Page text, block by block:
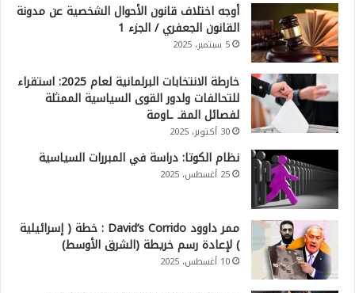
أوجه اختلاف قانون الأحوال الشخصية عن مدونة
القانون الجعفري / الجزء 1
5 سبتمبر، 2025
خارطة الانتخابات البرلمانية لعام 2025: استقراء
للتحالفات ولدور القوى السياسية الممثلة
لفصائل المقـ ـاومة
30 أكتوبر، 2025
نظام الكوتا: دراسة في المبررات السياسية
25 أغسطس، 2025
ممر داوود David’s Corrido : خطة ( إسرائيلية
) لإعادة رسم خريطة (الشرق الأوسط)
10 أغسطس، 2025